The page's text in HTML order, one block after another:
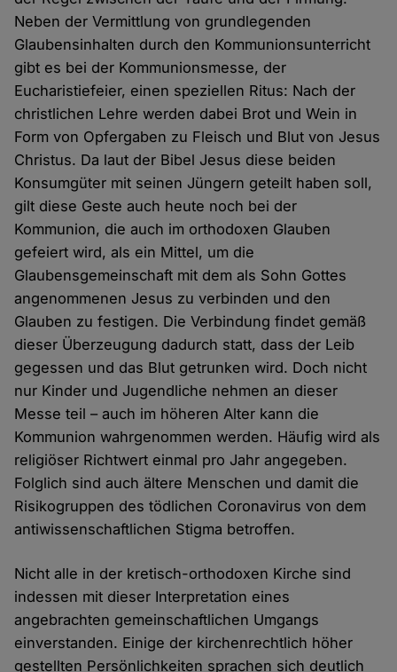
Neben der Vermittlung von grundlegenden
Glaubensinhalten durch den Kommunionsunterricht
gibt es bei der Kommunionsmesse, der
Eucharistiefeier, einen speziellen Ritus: Nach der
christlichen Lehre werden dabei Brot und Wein in
Form von Opfergaben zu Fleisch und Blut von Jesus
Christus. Da laut der Bibel Jesus diese beiden
Konsumgüter mit seinen Jüngern geteilt haben soll,
gilt diese Geste auch heute noch bei der
Kommunion, die auch im orthodoxen Glauben
gefeiert wird, als ein Mittel, um die
Glaubensgemeinschaft mit dem als Sohn Gottes
angenommenen Jesus zu verbinden und den
Glauben zu festigen. Die Verbindung findet gemäß
dieser Überzeugung dadurch statt, dass der Leib
gegessen und das Blut getrunken wird. Doch nicht
nur Kinder und Jugendliche nehmen an dieser
Messe teil – auch im höheren Alter kann die
Kommunion wahrgenommen werden. Häufig wird als
religiöser Richtwert einmal pro Jahr angegeben.
Folglich sind auch ältere Menschen und damit die
Risikogruppen des tödlichen Coronavirus von dem
antiwissenschaftlichen Stigma betroffen.
Nicht alle in der kretisch-orthodoxen Kirche sind
indessen mit dieser Interpretation eines
angebrachten gemeinschaftlichen Umgangs
einverstanden. Einige der kirchenrechtlich höher
gestellten Persönlichkeiten sprachen sich deutlich